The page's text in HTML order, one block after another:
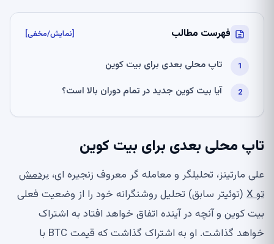
فهرست مطالب [نمایش/مخفی]
تاپ محلی بعدی برای بیت کوین
آیا بیت کوین جدید در تمام دوران بالا است؟
تاپ محلی بعدی برای بیت کوین
علی مارتینز، تحلیلگر و معامله گر معروف زنجیره ای، بردمش
تو X
(توئیتر سابق) تحلیل روشنگرانه خود را از وضعیت فعلی
بیت کوین و آنچه در آینده اتفاق خواهد افتاد به اشتراک
خواهد گذاشت. او به اشتراک گذاشت که قیمت BTC با